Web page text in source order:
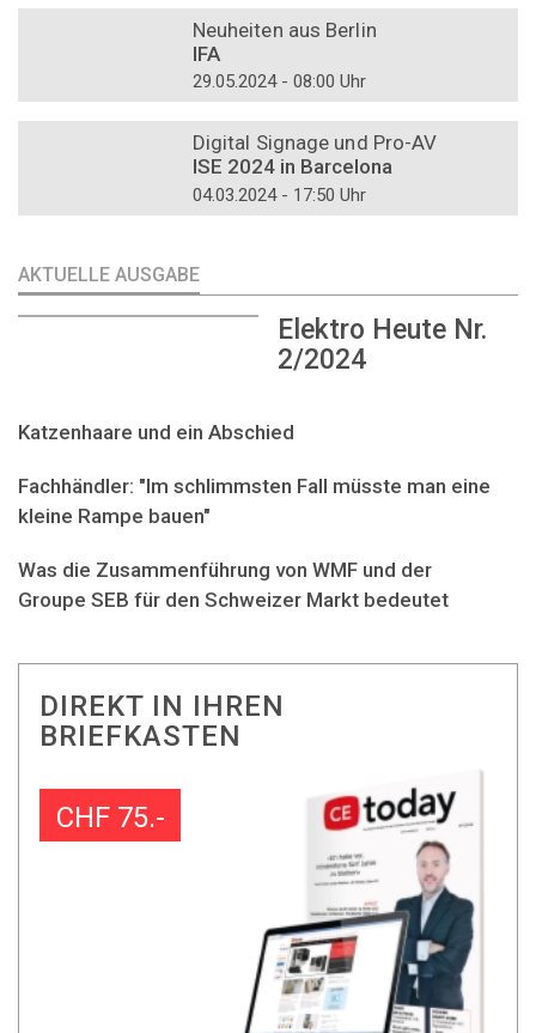
Neuheiten aus Berlin
IFA
29.05.2024 - 08:00 Uhr
Digital Signage und Pro-AV
ISE 2024 in Barcelona
04.03.2024 - 17:50 Uhr
AKTUELLE AUSGABE
Elektro Heute Nr.
2/2024
Katzenhaare und ein Abschied
Fachhändler: "Im schlimmsten Fall müsste man eine
kleine Rampe bauen"
Was die Zusammenführung von WMF und der
Groupe SEB für den Schweizer Markt bedeutet
DIREKT IN IHREN
BRIEFKASTEN
CHF 75.-